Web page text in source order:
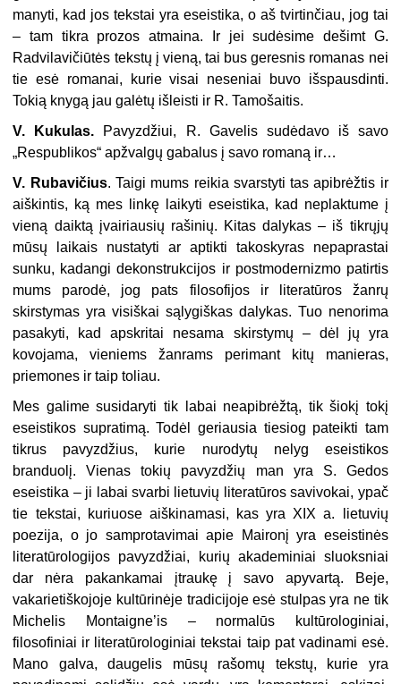
manyti, kad jos tekstai yra eseistika, o aš tvirtinčiau, jog tai
– tam tikra prozos atmaina. Ir jei sudėsime dešimt G.
Radvilavičiūtės tekstų į vieną, tai bus geresnis romanas nei
tie esė romanai, kurie visai neseniai buvo išspausdinti.
Tokią knygą jau galėtų išleisti ir R. Tamošaitis.
V. Kukulas. Pavyzdžiui, R. Gavelis sudėdavo iš savo
„Respublikos“ apžvalgų gabalus į savo romaną ir…
V. Rubavičius. Taigi mums reikia svarstyti tas apibrėžtis ir
aiškintis, ką mes linkę laikyti eseistika, kad neplaktume į
vieną daiktą įvairiausių rašinių. Kitas dalykas – iš tikrųjų
mūsų laikais nustatyti ar aptikti takoskyras nepaprastai
sunku, kadangi dekonstrukcijos ir postmodernizmo patirtis
mums parodė, jog pats filosofijos ir literatūros žanrų
skirstymas yra visiškai sąlygiškas dalykas. Tuo nenorima
pasakyti, kad apskritai nesama skirstymų – dėl jų yra
kovojama, vieniems žanrams perimant kitų manieras,
priemones ir taip toliau.
Mes galime susidaryti tik labai neapibrėžtą, tik šiokį tokį
eseistikos supratimą. Todėl geriausia tiesiog pateikti tam
tikrus pavyzdžius, kurie nurodytų nelyg eseistikos
branduolį. Vienas tokių pavyzdžių man yra S. Gedos
eseistika – ji labai svarbi lietuvių literatūros savivokai, ypač
tie tekstai, kuriuose aiškinamasi, kas yra XIX a. lietuvių
poezija, o jo samprotavimai apie Maironį yra eseistinės
literatūrologijos pavyzdžiai, kurių akademiniai sluoksniai
dar nėra pakankamai įtraukę į savo apyvartą. Beje,
vakarietiškojoje kultūrinėje tradicijoje esė stulpas yra ne tik
Michelis Montaigne’is – normalūs kultūrologiniai,
filosofiniai ir literatūrologiniai tekstai taip pat vadinami esė.
Mano galva, daugelis mūsų rašomų tekstų, kurie yra